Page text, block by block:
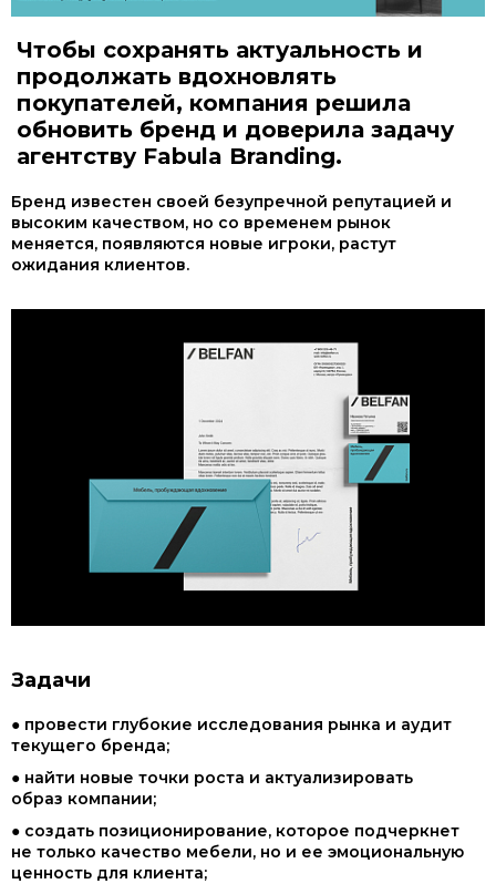
Чтобы сохранять актуальность и
продолжать вдохновлять
покупателей, компания решила
обновить бренд и доверила задачу
агентству Fabula Branding.
Бренд известен своей безупречной репутацией и
высоким качеством, но со временем рынок
меняется, появляются новые игроки, растут
ожидания клиентов.
Задачи
● провести глубокие исследования рынка и аудит
текущего бренда;
● найти новые точки роста и актуализировать
образ компании;
● создать позиционирование, которое подчеркнет
не только качество мебели, но и ее эмоциональную
ценность для клиента;